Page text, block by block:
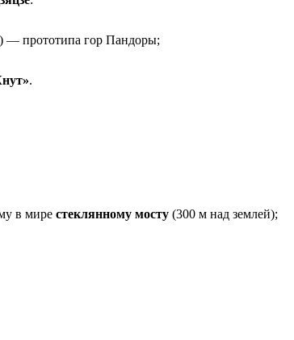
прототипа гор Пандоры;
.
в мире стеклянному мосту (300 м над землей);